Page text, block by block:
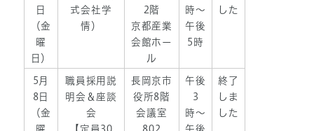
日
（金
曜
日）
式会社学
情）
2階
京都産業
会館ホー
ル
時〜
午後
5時
した
5月
8日
（金
曜
職員採用説
明会＆座談
会
【定員30
長岡京市
役所8階
会議室
802
午後
3
時〜
午後
終了
しま
した